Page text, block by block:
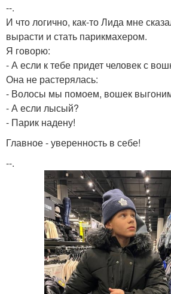
--.
И что логично, как-то Лида мне
вырасти и стать парикмахером.
Я говорю:
- А если к тебе придет человек с
Она не растерялась:
- Волосы мы помоем, вошек
- А если лысый?
- Парик надену!
Главное - уверенность в себе!
--.